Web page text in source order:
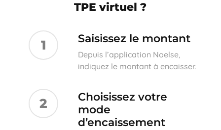
TPE virtuel ?
1 Saisissez le montant
Depuis l’application Noelse,
indiquez le montant à encaisser.
2
Choisissez votre
mode
d’encaissement